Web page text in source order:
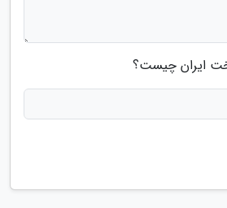
ایران چیست؟